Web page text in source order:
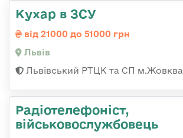
Кухар в ЗСУ
від 21000 до 51000 грн
Львів
Львівський РТЦК та СП м.Жовква
Радіотелефоніст,
військовослужбовець